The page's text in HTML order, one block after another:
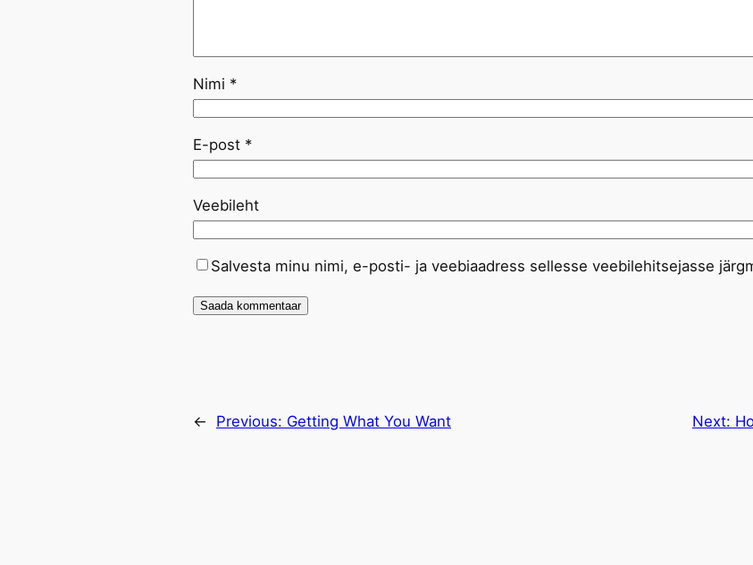
Nimi *
E-post *
Veebileht
Salvesta minu nimi, e-posti- ja veebiaadress sellesse veebilehitsejasse
← Previous: Getting What You Want Next: